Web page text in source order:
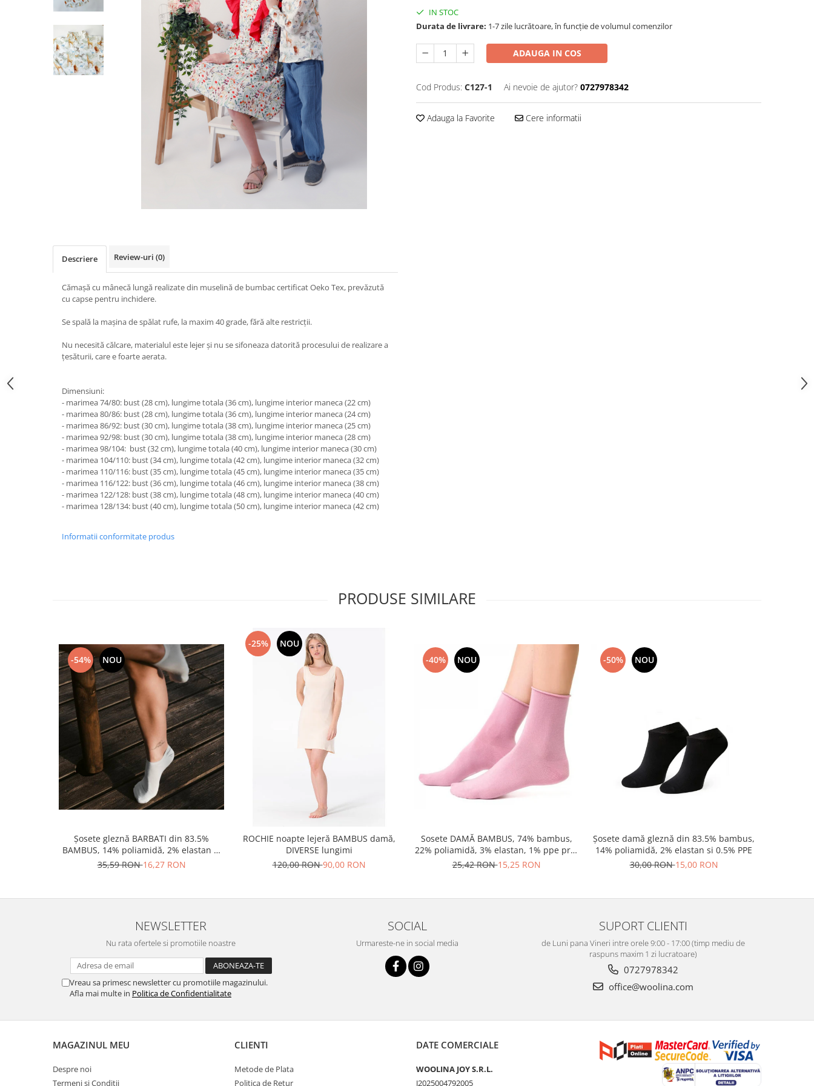
IN STOC
Durata de livrare: 1-7 zile lucrătoare, în funcție de volumul comenzilor
ADAUGA IN COS
Cod Produs: C127-1 Ai nevoie de ajutor? 0727978342
Adauga la Favorite Cere informatii
Descriere Review-uri (0)
Cămașă cu mânecă lungă realizate din muselină de bumbac certificat Oeko Tex, prevăzută
cu capse pentru inchidere.
Se spală la mașina de spălat rufe, la maxim 40 grade, fără alte restricții.
Nu necesită călcare, materialul este lejer și nu se sifoneaza datorită procesului de realizare a
țesăturii, care e foarte aerata.
Dimensiuni:
- marimea 74/80: bust (28 cm), lungime totala (36 cm), lungime interior maneca (22 cm)
- marimea 80/86: bust (28 cm), lungime totala (36 cm), lungime interior maneca (24 cm)
- marimea 86/92: bust (30 cm), lungime totala (38 cm), lungime interior maneca (25 cm)
- marimea 92/98: bust (30 cm), lungime totala (38 cm), lungime interior maneca (28 cm)
- marimea 98/104: bust (32 cm), lungime totala (40 cm), lungime interior maneca (30 cm)
- marimea 104/110: bust (34 cm), lungime totala (42 cm), lungime interior maneca (32 cm)
- marimea 110/116: bust (35 cm), lungime totala (45 cm), lungime interior maneca (35 cm)
- marimea 116/122: bust (36 cm), lungime totala (46 cm), lungime interior maneca (38 cm)
- marimea 122/128: bust (38 cm), lungime totala (48 cm), lungime interior maneca (40 cm)
- marimea 128/134: bust (40 cm), lungime totala (50 cm), lungime interior maneca (42 cm)
Informatii conformitate produs
PRODUSE SIMILARE
-54% NOU
Șosete gleznă BARBATI din 83.5%
BAMBUS, 14% poliamidă, 2% elastan si
0.5% PPE, grosime medie
35,59 RON16,27 RON
-25% NOU
ROCHIE noapte lejeră BAMBUS damă,
DIVERSE lungimi
120,00 RON90,00 RON
-40% NOU
Sosete DAMĂ BAMBUS, 74% bambus,
22% poliamidă, 3% elastan, 1% ppe preț
pe pereche
25,42 RON15,25 RON
-50% NOU
Șosete damă gleznă din 83.5% bambus,
14% poliamidă, 2% elastan si 0.5% PPE
30,00 RON15,00 RON
NEWSLETTER
Nu rata ofertele si promotiile noastre
Vreau sa primesc newsletter cu promotiile magazinului.
Afla mai multe in Politica de Confidentialitate
SOCIAL
Urmareste-ne in social media
SUPORT CLIENTI
de Luni pana Vineri intre orele 9:00 - 17:00 (timp mediu de
raspuns maxim 1 zi lucratoare)
0727978342
office@woolina.com
MAGAZINUL MEU
Despre noi
Termeni si Conditii
CLIENTI
Metode de Plata
Politica de Retur
DATE COMERCIALE
WOOLINA JOY S.R.L.
J2025004792005